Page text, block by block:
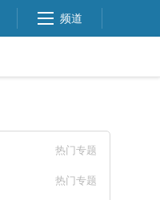
频道
热门专题
热门专题